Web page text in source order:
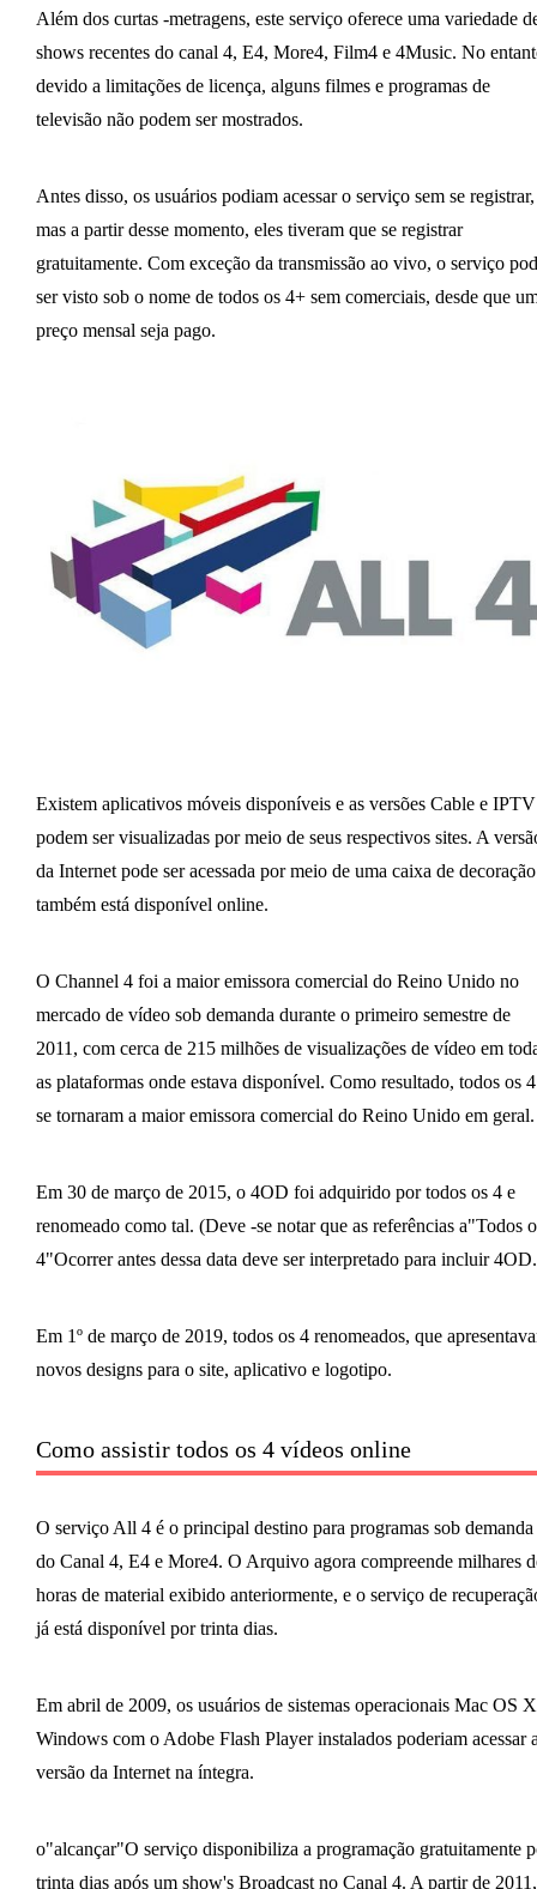
Além dos curtas -metragens, este serviço oferece uma variedade
shows recentes do canal 4, E4, More4, Film4 e 4Music. No
devido a limitações de licença, alguns filmes e programas de
televisão não podem ser mostrados.
Antes disso, os usuários podiam acessar o serviço sem se registrar,
mas a partir desse momento, eles tiveram que se registrar
gratuitamente. Com exceção da transmissão ao vivo, o serviço
ser visto sob o nome de todos os 4+ sem comerciais, desde que
preço mensal seja pago.
Existem aplicativos móveis disponíveis e as versões Cable e IPTV
podem ser visualizadas por meio de seus respectivos sites. A
da Internet pode ser acessada por meio de uma caixa de
também está disponível online.
O Channel 4 foi a maior emissora comercial do Reino Unido no
mercado de vídeo sob demanda durante o primeiro semestre de
2011, com cerca de 215 milhões de visualizações de vídeo em
as plataformas onde estava disponível. Como resultado, todos os 4
se tornaram a maior emissora comercial do Reino Unido em geral.
Em 30 de março de 2015, o 4OD foi adquirido por todos os 4 e
renomeado como tal. (Deve -se notar que as referências a"Todos
4"Ocorrer antes dessa data deve ser interpretado para incluir
Em 1º de março de 2019, todos os 4 renomeados, que
novos designs para o site, aplicativo e logotipo.
Como assistir todos os 4 vídeos online
O serviço All 4 é o principal destino para programas sob demanda
do Canal 4, E4 e More4. O Arquivo agora compreende milhares
horas de material exibido anteriormente, e o serviço de
já está disponível por trinta dias.
Em abril de 2009, os usuários de sistemas operacionais Mac OS
Windows com o Adobe Flash Player instalados poderiam acessar
versão da Internet na íntegra.
o"alcançar"O serviço disponibiliza a programação gratuitamente
trinta dias após um show's Broadcast no Canal 4. A partir de 2011,